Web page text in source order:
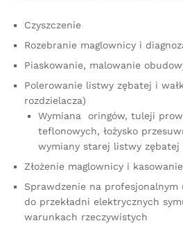
Czyszczenie
Rozebranie maglownicy i
Piaskowanie, malowanie
Polerowanie listwy zębatej i
rozdzielacza)
Wymiana oringów, tuleji
teflonowych, łożysko
wymiany starej listwy zębatej
Złożenie maglownicy i
Sprawdzenie na
do przekładni elektrycznych
warunkach rzeczywistych